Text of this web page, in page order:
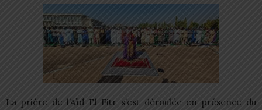
La prière de l’Aïd El-Fitr s’est déroulée en présence du